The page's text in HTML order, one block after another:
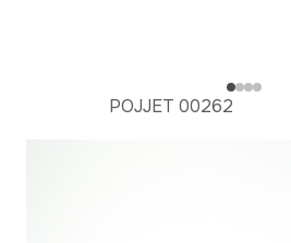
POJJET 00262